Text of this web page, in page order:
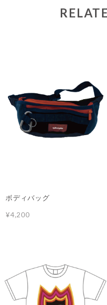
ボディバッグ
¥4,200